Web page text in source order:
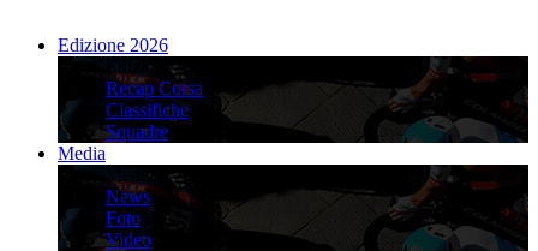
Edizione 2026
Edizione 2026
Recap Corsa
Classifiche
Squadre
Media
Media
News
Foto
Video